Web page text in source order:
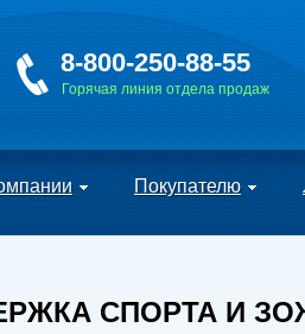
8-800-250-88-55
Горячая линия отдела продаж
Покупателю
СПОРТА И